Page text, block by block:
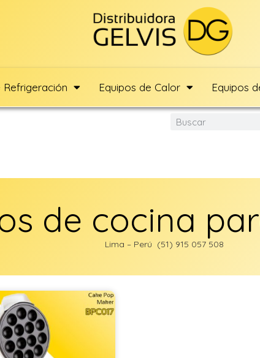
Refrigeración Equipos de Calor Equipos
de cocina
Lima – Perú (51) 915 057 508